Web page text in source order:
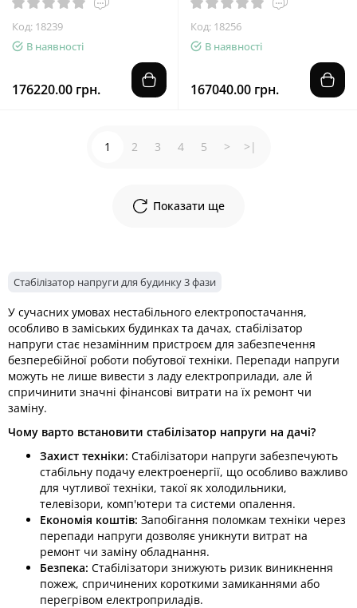
Код: 18239
В наявності
176220.00 грн.
Код: 18256
В наявності
167040.00 грн.
Показати ще
1 2 3 4 5 > >|
Стабілізатор напруги для будинку 3 фази
У сучасних умовах нестабільного електропостачання,
особливо в заміських будинках та дачах, стабілізатор
напруги стає незамінним пристроєм для забезпечення
безперебійної роботи побутової техніки. Перепади напруги
можуть не лише вивести з ладу електроприлади, але й
спричинити значні фінансові витрати на їх ремонт чи
заміну.​
Чому варто встановити стабілізатор напруги на дачі?
Захист техніки: Стабілізатори напруги забезпечують
стабільну подачу електроенергії, що особливо важливо
для чутливої техніки, такої як холодильники,
телевізори, комп'ютери та системи опалення.​
Економія коштів: Запобігання поломкам техніки через
перепади напруги дозволяє уникнути витрат на
ремонт чи заміну обладнання.​
Безпека: Стабілізатори знижують ризик виникнення
пожеж, спричинених короткими замиканнями або
перегрівом електроприладів.​